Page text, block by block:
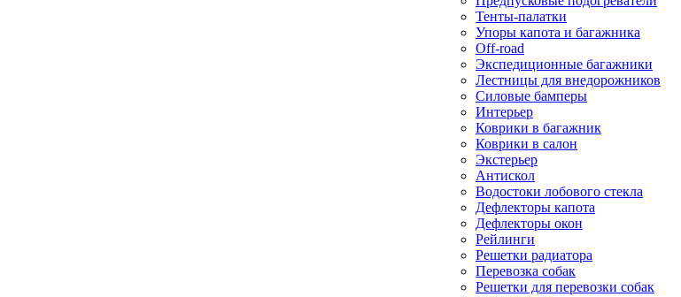
Тенты-палатки
Упоры капота и багажника
Off-road
Экспедиционные багажники
Лестницы для внедорожников
Силовые бамперы
Интерьер
Коврики в багажник
Коврики в салон
Экстерьер
Антискол
Водостоки лобового стекла
Дефлекторы капота
Дефлекторы окон
Рейлинги
Решетки радиатора
Перевозка собак
Решетки для перевозки собак